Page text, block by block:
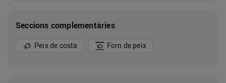
Seccions complementàries
Peix de costa Forn de peix